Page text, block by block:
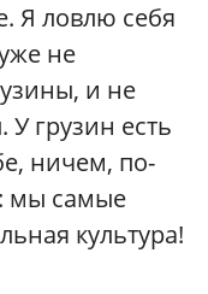
Я ловлю себя
не
и не
грузин есть
ничем, по-
мы самые
культура!